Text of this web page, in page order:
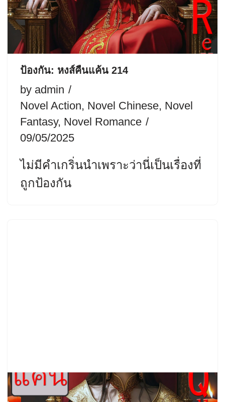
ป้องกัน: หงส์คืนแค้น 214
by admin
Novel Action, Novel Chinese, Novel
Fantasy, Novel Romance
09/05/2025
ไม่มีคำเกริ่นนำเพราะว่านี่เป็นเรื่องที่
ถูกป้องกัน